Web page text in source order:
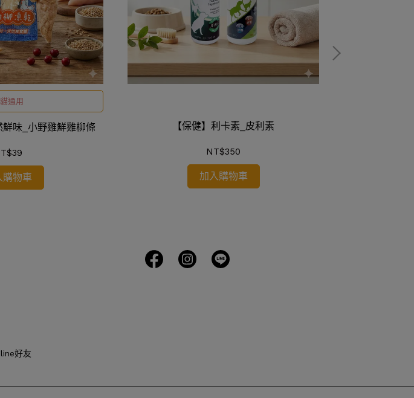
通用
鮮味_小野雞鮮雞柳條
購物車
【保健】利卡素_皮利素
NT$350
加入購物車
好友